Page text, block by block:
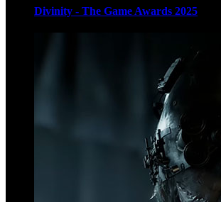
Divinity - The Game Awards 2025